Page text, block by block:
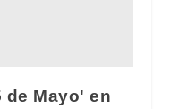
de Mayo' en